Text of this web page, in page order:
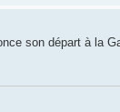
son départ à la